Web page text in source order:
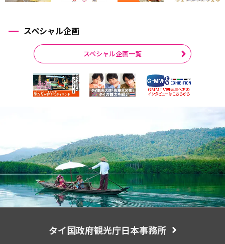
スペシャル企画
スペシャル企画一覧
タイ国政府観光庁日本事務所